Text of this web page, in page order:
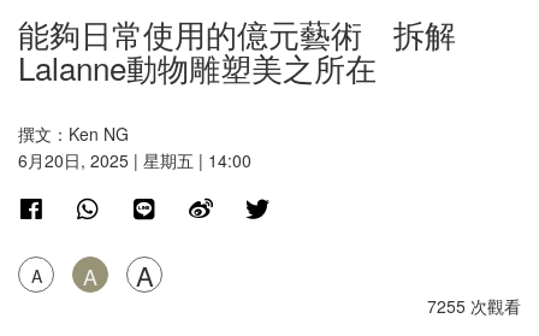
能夠日常使用的億元藝術 拆解
Lalanne動物雕塑美之所在
撰文：Ken NG
6月20日, 2025 | 星期五 | 14:00
A A A
7255 次觀看